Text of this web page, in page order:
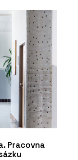
Pracovna